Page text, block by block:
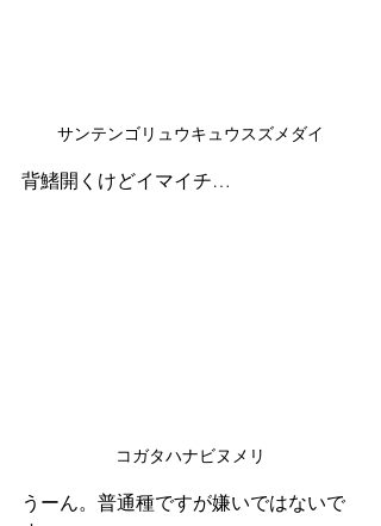
サンテンゴリュウキュウスズメダイ
背鰭開くけどイマイチ…
コガタハナビヌメリ
うーん。普通種ですが嫌いではないで